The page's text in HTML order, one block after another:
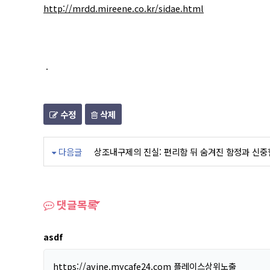
http://mrdd.mireene.co.kr/sidae.html
.
수정 삭제
다음글 상조내구제의 진실: 편리함 뒤 숨겨진 함정과 신
댓글목록
asdf
https://avine.mycafe24.com 플레이스상위노출